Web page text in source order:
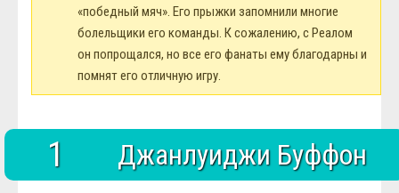
«победный мяч». Его прыжки запомнили многие
болельщики его команды. К сожалению, с Реалом
он попрощался, но все его фанаты ему благодарны и
помнят его отличную игру.
1 Джанлуиджи Буффон